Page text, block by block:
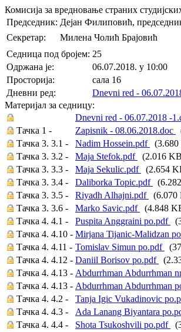
Комисија за вредновање страних
Председник: Дејан Филиповић,
Секретар:
Милена Чолић Брајовић
Седница под бројем: 25
Oдржана je:
06.07.2018. у 10:00
Просторија:
сала 16
Дневни ред:
Dnevni red -
Материјал за седницу:
Dnevni red - 06.07.2018 -
Тачка 1 -
Zapisnik - 08.06.2018.doc
Тачка 3. 3.1 -
Nadim Hossein.pdf
Тачка 3. 3.2 -
Maja Stefok.pdf
(2.016
Тачка 3. 3.3 -
Maja Sekulic.pdf
(2.654
Тачка 3. 3.4 -
Daliborka Topic.pdf
Тачка 3. 3.5 -
Riyadh Alhajni.pdf
(6.070
Тачка 3. 3.6 -
Marko Savic.pdf
(4.848
Тачка 4. 4.1 -
Puspita Anggraini po.pdf
Тачка 4. 4.10 - Mirjana Tijanic-Malidzan
Тачка 4. 4.11 - Tomislav Simun po.pdf
Тачка 4. 4.12 - Daniil Borisov po.pdf
Тачка 4. 4.13 - Abdurrhman Abdurrhman
Тачка 4. 4.13 - Abdurrhman Abdurrhman
Тачка 4. 4.2 -
Tanja Igic Vukadinovic
Тачка 4. 4.3 -
Ada Lanang Biyantara
Тачка 4. 4.4 -
Shota Tsukoshvili po.pdf